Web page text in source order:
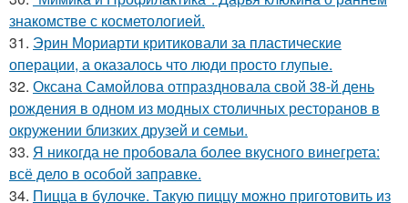
знакомстве с косметологией.
31. Эрин Мориарти критиковали за пластические
операции, а оказалось что люди просто глупые.
32. Оксана Самойлова отпраздновала свой 38-й день
рождения в одном из модных столичных ресторанов в
окружении близких друзей и семьи.
33. Я никогда не пробовала более вкусного винегрета:
всё дело в особой заправке.
34. Пицца в булочке. Такую пиццу можно приготовить из